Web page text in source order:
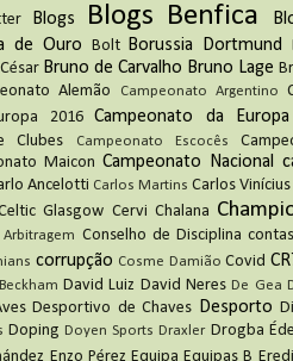
Blogs Blogs Benfica
de Ouro Bolt Borussia Dortmund
Bruno de Carvalho Bruno Lage
Alemão Campeonato Argentino
2016 Campeonato da
Clubes Campeonato Escocês
Maicon Campeonato Nacional
Ancelotti Carlos Martins Carlos Vinícius
Glasgow Cervi Chalana
Conselho de Disciplina
corrupção Cosme Damião Covid
David Luiz David Neres De Gea
Desportivo de Chaves Desporto
Doping Doyen Sports Draxler Drogba
Enzo Pérez Equipa Equipas B